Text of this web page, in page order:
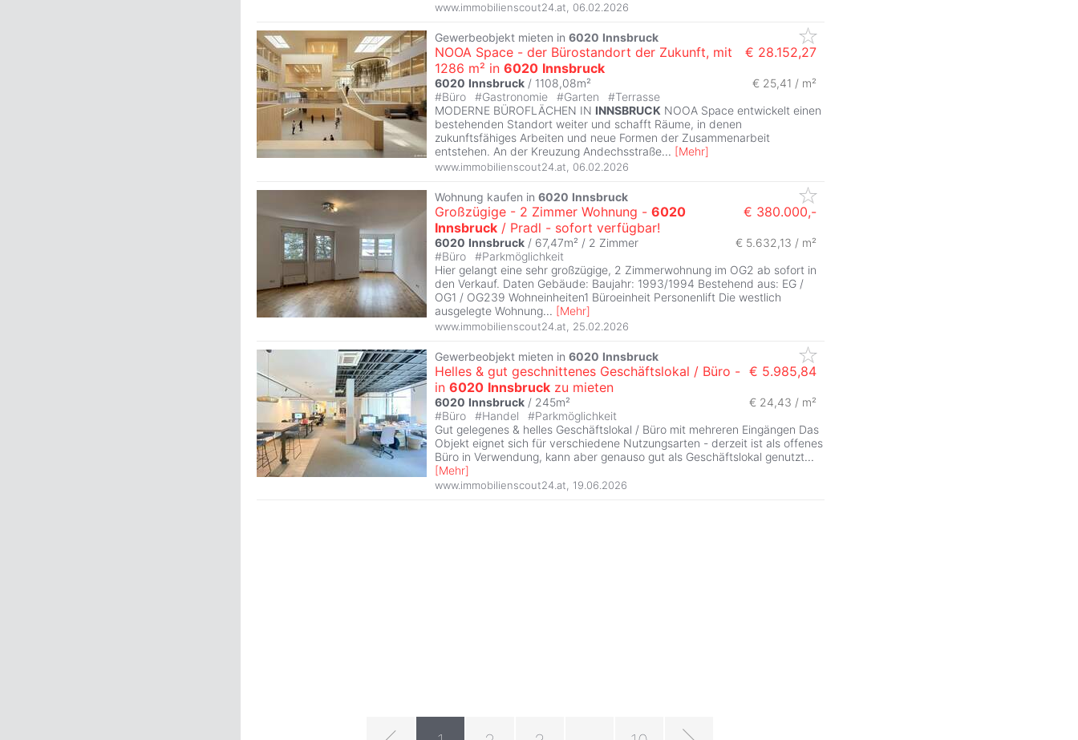
www.immobilienscout24.at, 06.02.2026
Gewerbeobjekt mieten in 6020 Innsbruck
NOOA Space - der Bürostandort der Zukunft, mit
1286 m² in 6020 Innsbruck
€ 28.152,27
6020 Innsbruck / 1108,08m²
€ 25,41 / m²
#Büro #Gastronomie #Garten #Terrasse
MODERNE BÜROFLÄCHEN IN INNSBRUCK NOOA Space entwickelt einen
bestehenden Standort weiter und schafft Räume, in denen
zukunftsfähiges Arbeiten und neue Formen der Zusammenarbeit
entstehen. An der Kreuzung Andechsstraße... [Mehr]
www.immobilienscout24.at 06.02.2026
Wohnung kaufen in 6020 Innsbruck
Großzügige - 2 Zimmer Wohnung - 6020
Innsbruck / Pradl - sofort verfügbar!
€ 380.000,-
6020 Innsbruck / 67,47m² / 2 Zimmer
€ 5.632,13 / m²
#Büro #Parkmöglichkeit
Hier gelangt eine sehr großzügige, 2 Zimmerwohnung im OG2 ab sofort in
den Verkauf. Daten Gebäude: Baujahr: 1993/1994 Bestehend aus: EG /
OG1 / OG239 Wohneinheiten1 Büroeinheit Personenlift Die westlich
ausgelegte Wohnung... [Mehr]
www.immobilienscout24.at 25.02.2026
Gewerbeobjekt mieten in 6020 Innsbruck
Helles & gut geschnittenes Geschäftslokal / Büro -
in 6020 Innsbruck zu mieten
€ 5.985,84
6020 Innsbruck / 245m²
€ 24,43 / m²
#Büro #Handel #Parkmöglichkeit
Gut gelegenes & helles Geschäftslokal / Büro mit mehreren Eingängen Das
Objekt eignet sich für verschiedene Nutzungsarten - derzeit ist als offenes
Büro in Verwendung, kann aber genauso gut als Geschäftslokal genutzt...
[Mehr]
www.immobilienscout24.at 19.06.2026